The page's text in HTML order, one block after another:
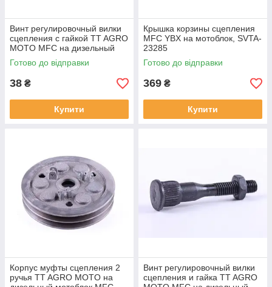
Винт регулировочный вилки
сцепления с гайкой TT AGRO
MOTO MFC на дизельный
мотоблок, L - 6 5мм, резьба -
М8, SVTA-15601
Готово до відправки
38 ₴
Купити
Крышка корзины сцепления
MFC YBX на мотоблок, SVTA-
23285
Готово до відправки
369 ₴
Купити
Корпус муфты сцепления 2
ручья TT AGRO MOTO на
Винт регулировочный вилки
сцепления и гайка TT AGRO